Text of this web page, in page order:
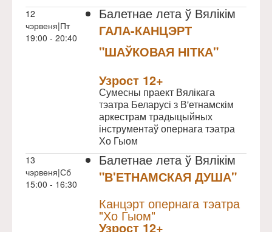
12
чэрвеня|Пт
19:00 - 20:40
Балетнае лета ў Вялікім
ГАЛА-КАНЦЭРТ
"ШАЎКОВАЯ НІТКА"
Узрoст 12+
Сумесны праект Вялікага
тэатра Беларусі з В'етнамскім
аркестрам традыцыйных
інструментаў опернага тэатра
Хо Гыом
13
чэрвеня|Сб
15:00 - 16:30
Балетнае лета ў Вялікім
"В'ЕТНАМСКАЯ ДУША"
Канцэрт опернага тэатра
"Хо Гыом"
Узрoст 12+